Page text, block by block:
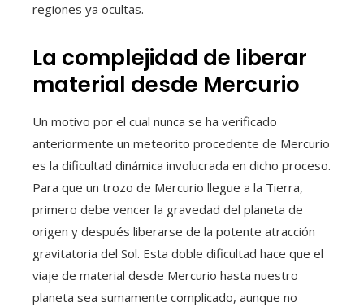
regiones ya ocultas.
La complejidad de liberar
material desde Mercurio
Un motivo por el cual nunca se ha verificado
anteriormente un meteorito procedente de Mercurio
es la dificultad dinámica involucrada en dicho proceso.
Para que un trozo de Mercurio llegue a la Tierra,
primero debe vencer la gravedad del planeta de
origen y después liberarse de la potente atracción
gravitatoria del Sol. Esta doble dificultad hace que el
viaje de material desde Mercurio hasta nuestro
planeta sea sumamente complicado, aunque no